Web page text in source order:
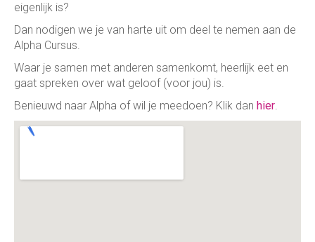
eigenlijk is?
Dan nodigen we je van harte uit om deel te nemen aan de
Alpha Cursus.
Waar je samen met anderen samenkomt, heerlijk eet en
gaat spreken over wat geloof (voor jou) is.
Benieuwd naar Alpha of wil je meedoen? Klik dan hier.